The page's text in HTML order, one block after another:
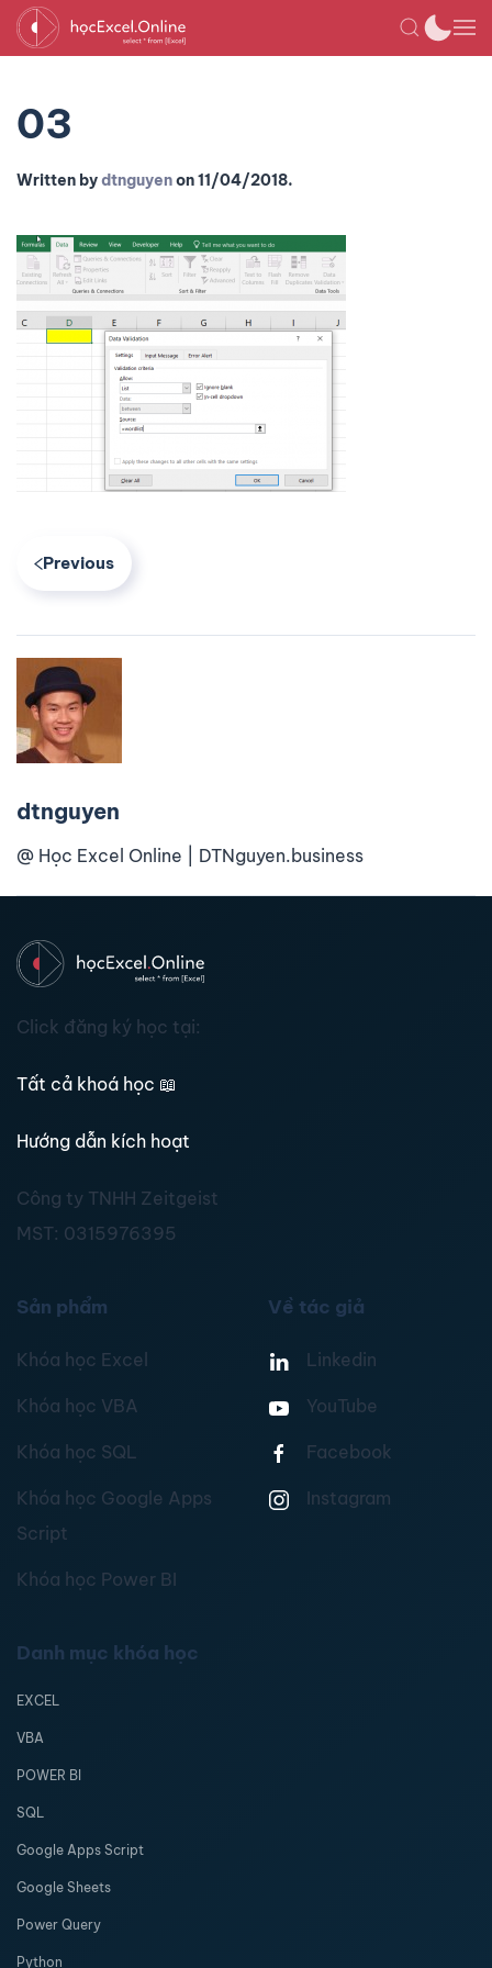
03
Written bydtnguyenon11/04/2018.
Previous
dtnguyen
@ Học Excel Online | DTNguyen.business
Click đăng ký học tại:
Tất cả khoá học 📖
Hướng dẫn kích hoạt
Công ty TNHH Zeitgeist
MST: 0315976395
Sản phẩm
Khóa học Excel
Khóa học VBA
Khóa học SQL
Khóa học Google Apps
Script
Khóa học Power BI
Về tác giả
Linkedin
YouTube
Facebook
Instagram
Danh mục khóa học
EXCEL
VBA
POWER BI
SQL
Google Apps Script
Google Sheets
Power Query
Python